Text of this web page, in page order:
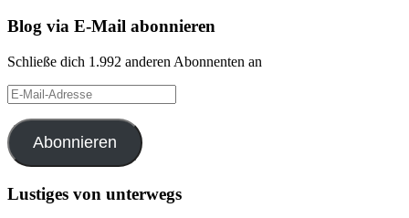
Blog via E-Mail abonnieren
Schließe dich 1.992 anderen Abonnenten an
E-
Mail-
Adresse
Abonnieren
Lustiges von unterwegs